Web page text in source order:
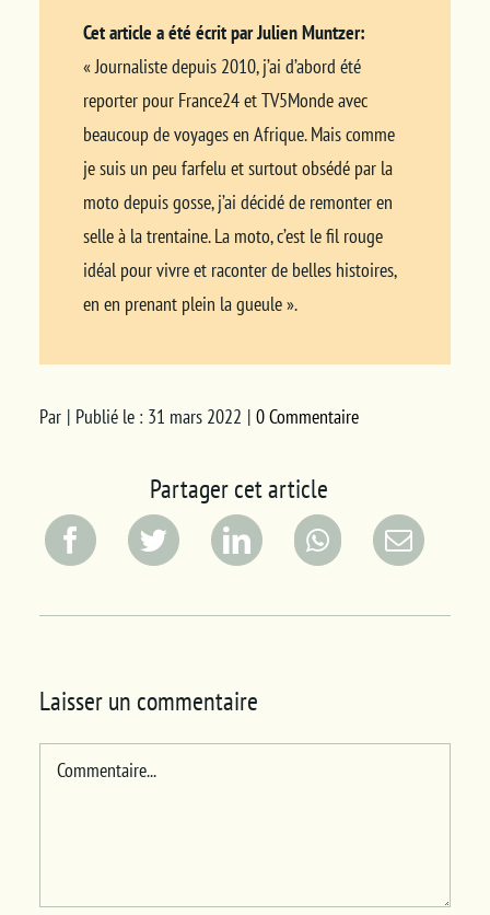
Cet article a été écrit par Julien Muntzer:
« Journaliste depuis 2010, j’ai d’abord été
reporter pour France24 et TV5Monde avec
beaucoup de voyages en Afrique. Mais comme
je suis un peu farfelu et surtout obsédé par la
moto depuis gosse, j’ai décidé de remonter en
selle à la trentaine. La moto, c’est le fil rouge
idéal pour vivre et raconter de belles histoires,
en en prenant plein la gueule ».
Par | Publié le : 31 mars 2022 | 0 Commentaire
Partager cet article
Laisser un commentaire
Commentaire